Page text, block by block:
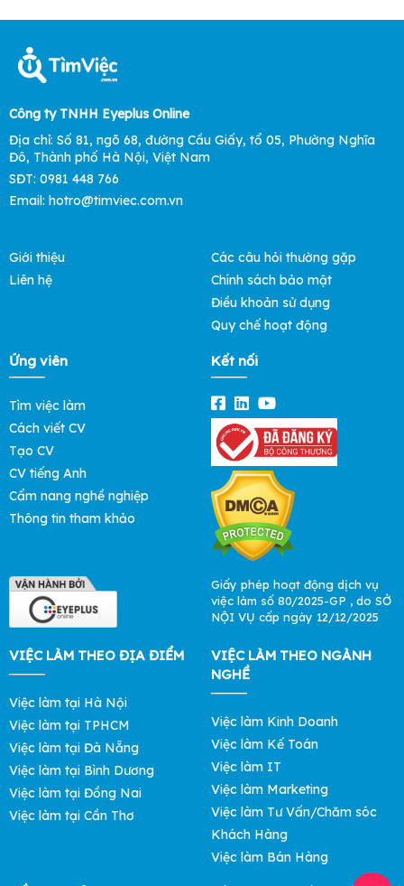
Công ty TNHH Eyeplus Online
Địa chỉ: Số 81, ngõ 68, đường Cầu Giấy, tổ 05, Phường Nghĩa
Đô, Thành phố Hà Nội, Việt Nam
SĐT: 0981 448 766
Email: hotro@timviec.com.vn
Giới thiệu
Liên hệ
Các câu hỏi thường gặp
Chính sách bảo mật
Điều khoản sử dụng
Quy chế hoạt động
Ứng viên
Tìm việc làm
Cách viết CV
Tạo CV
CV tiếng Anh
Cẩm nang nghề nghiệp
Thông tin tham khảo
Kết nối
Giấy phép hoạt động dịch vụ
việc làm số 80/2025-GP , do SỞ
NỘI VỤ cấp ngày 12/12/2025
VIỆC LÀM THEO ĐỊA ĐIỂM
Việc làm tại Hà Nội
Việc làm tại TPHCM
Việc làm tại Đà Nẵng
Việc làm tại Bình Dương
Việc làm tại Đồng Nai
Việc làm tại Cần Thơ
VIỆC LÀM THEO NGÀNH
NGHỀ
Việc làm Kinh Doanh
Việc làm Kế Toán
Việc làm IT
Việc làm Marketing
Việc làm Tư Vấn/Chăm sóc
Khách Hàng
Việc làm Bán Hàng